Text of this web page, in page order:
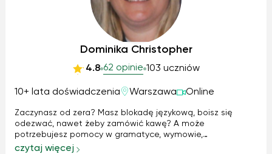
Dominika Christopher
4.8 62 opinie 103 uczniów
10+ lata doświadczenia Warszawa Online
Zaczynasz od zera? Masz blokadę językową, boisz się
odezwać, nawet żeby zamówić kawę? A może
potrzebujesz pomocy w gramatyce, wymowie,
przygotowaniu do egzaminów? Dobrze trafiłeś/aś! Od zera
czytaj więcej